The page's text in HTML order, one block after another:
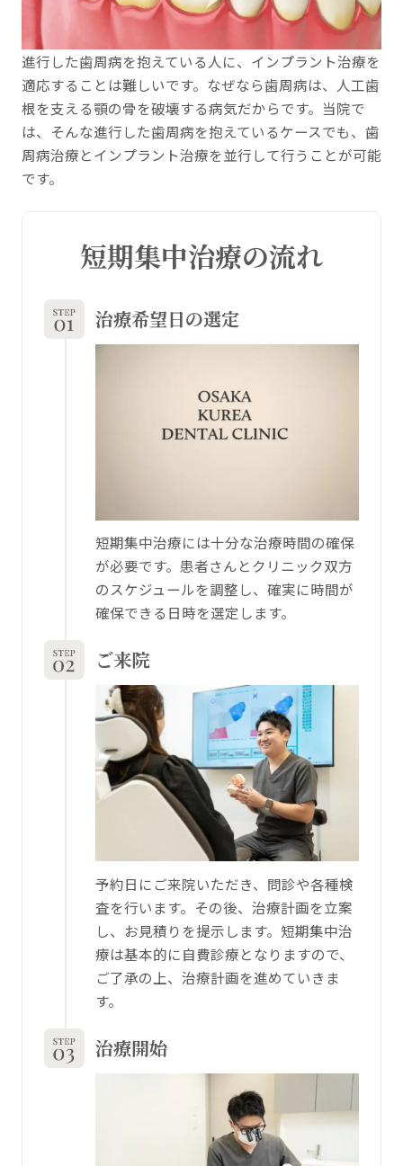
進行した歯周病を抱えている人に、インプラント治療を
適応することは難しいです。なぜなら歯周病は、人工歯
根を支える顎の骨を破壊する病気だからです。当院で
は、そんな進行した歯周病を抱えているケースでも、歯
周病治療とインプラント治療を並行して行うことが可能
です。
短期集中治療の流れ
治療希望日の選定
短期集中治療には十分な治療時間の確保
が必要です。患者さんとクリニック双方
のスケジュールを調整し、確実に時間が
確保できる日時を選定します。
ご来院
予約日にご来院いただき、問診や各種検
査を行います。その後、治療計画を立案
し、お見積りを提示します。短期集中治
療は基本的に自費診療となりますので、
ご了承の上、治療計画を進めていきま
す。
治療開始